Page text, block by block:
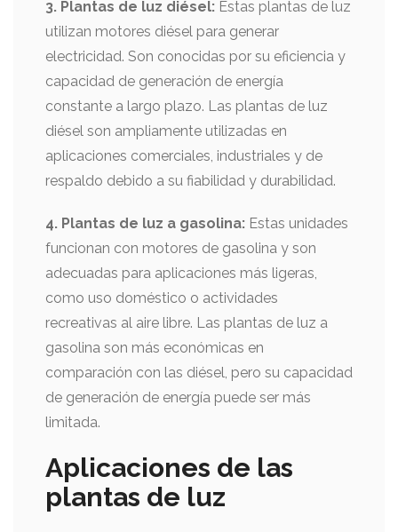
3. Plantas de luz diésel: Estas plantas de luz
utilizan motores diésel para generar
electricidad. Son conocidas por su eficiencia y
capacidad de generación de energía
constante a largo plazo. Las plantas de luz
diésel son ampliamente utilizadas en
aplicaciones comerciales, industriales y de
respaldo debido a su fiabilidad y durabilidad.
4. Plantas de luz a gasolina: Estas unidades
funcionan con motores de gasolina y son
adecuadas para aplicaciones más ligeras,
como uso doméstico o actividades
recreativas al aire libre. Las plantas de luz a
gasolina son más económicas en
comparación con las diésel, pero su capacidad
de generación de energía puede ser más
limitada.
Aplicaciones de las
plantas de luz